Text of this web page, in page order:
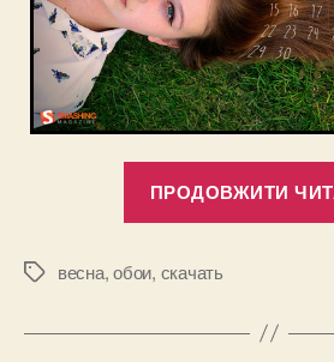
ПРОДОВЖИТИ
Позначки
весна,обои, скачать